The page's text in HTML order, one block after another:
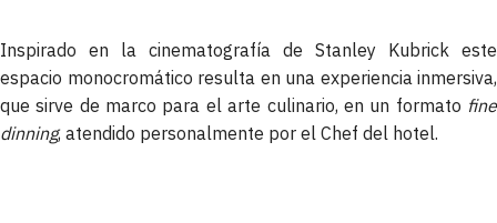
Inspirado en la cinematografía de Stanley Kubrick este
espacio monocromático resulta en una experiencia inmersiva,
que sirve de marco para el arte culinario, en un formato fine
dinning, atendido personalmente por el Chef del hotel.